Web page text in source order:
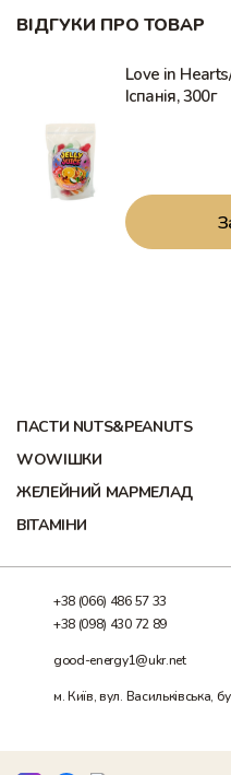
ВІДГУКИ ПРО ТОВАР
Love in
Іспанія, 300г
ПАСТИ NUTS&PEANUTS
WOWІШКИ
ЖЕЛЕЙНИЙ МАРМЕЛАД
ВІТАМІНИ
+38 (066) 486 57 33
+38 (098) 430 72 89
good-energy1@ukr.net
м. Київ, вул. Васильківська,